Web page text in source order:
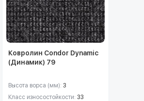
Ковролин Condor Dynamic
(Динамик) 79
Высота ворса (мм):3
Класс износостойкости:33